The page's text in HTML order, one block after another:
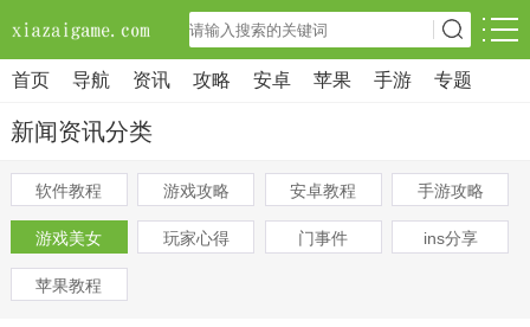
首页 导航 资讯 攻略 安卓 苹果 手游 专题
新闻资讯分类
软件教程 游戏攻略 安卓教程 手游攻略
游戏美女 玩家心得 门事件 ins分享
苹果教程